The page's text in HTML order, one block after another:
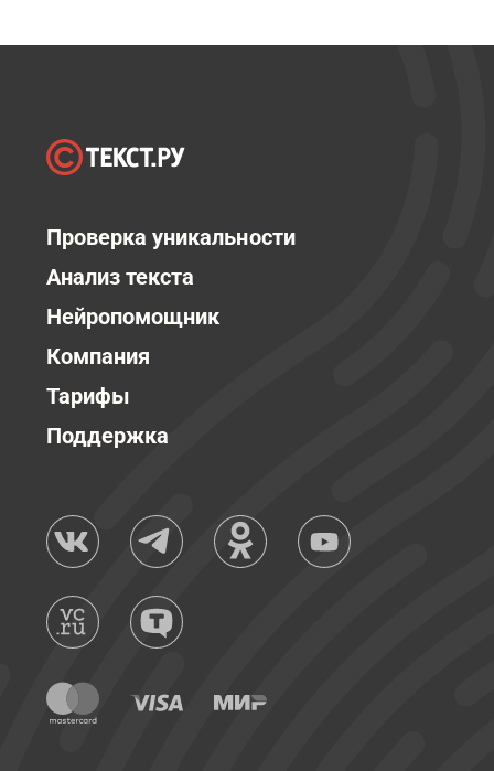
Проверка уникальности
Анализ текста
Нейропомощник
Компания
Тарифы
Поддержка